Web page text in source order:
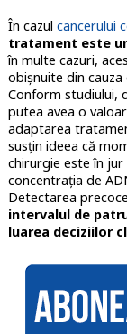
În cazul cancerului
tratament este
în multe cazuri,
obișnuite din
Conform studiului,
putea avea o
adaptarea
susțin ideea că
chirurgie este în
concentrația de
Detectarea
intervalul de
luarea deciziilor